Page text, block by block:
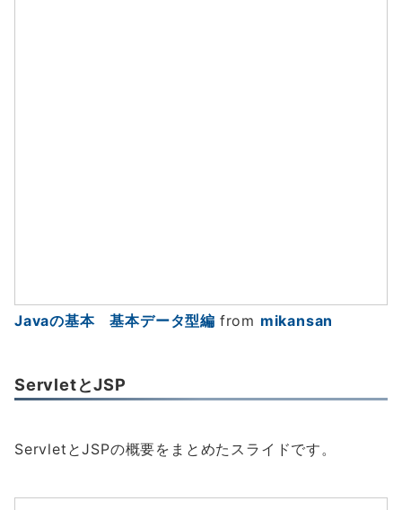
Javaの基本 基本データ型編 from mikansan
ServletとJSP
ServletとJSPの概要をまとめたスライドです。